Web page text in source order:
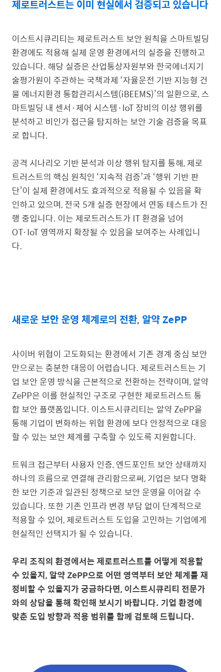
제로트러스트는 이미 현실에서 검증되고 있습니다
이스트시큐리티는 제로트러스트 보안 원칙을 스마트빌딩
환경에도 적용해 실제 운영 환경에서의 실증을 진행하고
있습니다. 해당 실증은 산업통상자원부와 한국에너지기
술평가원이 주관하는 국책과제 ‘자율운전 기반 지능형 건
물 에너지환경 통합관리시스템(iBEEMS)’의 일환으로, 스
마트빌딩 내 센서·제어 시스템·IoT 장비의 이상 행위를
분석하고 비인가 접근을 탐지하는 보안 기술 검증을 목표
로 합니다.
공격 시나리오 기반 분석과 이상 행위 탐지를 통해, 제로
트러스트의 핵심 원칙인 ‘지속적 검증’과 ‘행위 기반 판
단’이 실제 환경에서도 효과적으로 적용될 수 있음을 확
인하고 있으며, 전국 5개 실증 현장에서 연동 테스트가 진
행 중입니다. 이는 제로트러스트가 IT 환경을 넘어
OT·IoT 영역까지 확장될 수 있음을 보여주는 사례입니
다.
새로운 보안 운영 체계로의 전환, 알약 ZePP
사이버 위협이 고도화되는 환경에서 기존 경계 중심 보안
만으로는 충분한 대응이 어렵습니다. 제로트러스트는 기
업 보안 운영 방식을 근본적으로 전환하는 전략이며, 알약
ZePP은 이를 현실적인 구조로 구현한 제로트러스트 통
합 보안 플랫폼입니다. 이스트시큐리티는 알약 ZePP을
통해 기업이 변화하는 위협 환경에 보다 안정적으로 대응
할 수 있는 보안 체계를 구축할 수 있도록 지원합니다.
트워크 접근부터 사용자 인증, 엔드포인트 보안 상태까지
하나의 흐름으로 연결해 관리함으로써, 기업은 보다 명확
한 보안 기준과 일관된 정책으로 보안 운영을 이어갈 수
있습니다. 또한 기존 인프라 변경 부담 없이 단계적으로
적용할 수 있어, 제로트러스트 도입을 고민하는 기업에게
현실적인 선택지가 될 수 있습니다.
우리 조직의 환경에서는 제로트러스트를 어떻게 적용할
수 있을지,알약 ZePP으로 어떤 영역부터 보안 체계를 재
정비할 수 있을지가 궁금하다면, 이스트시큐리티 전문가
와의 상담을 통해 확인해 보시기 바랍니다. 기업 환경에
맞춘 도입 방향과 적용 범위를 함께 검토해 드립니다.